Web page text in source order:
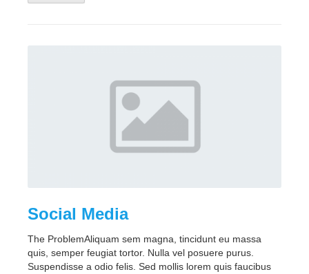
Social Media
The ProblemAliquam sem magna, tincidunt eu massa
quis, semper feugiat tortor. Nulla vel posuere purus.
Suspendisse a odio felis. Sed mollis lorem quis faucibus